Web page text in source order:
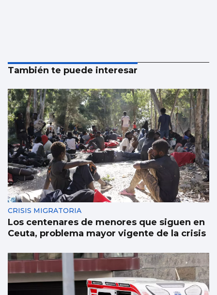
También te puede interesar
CRISIS MIGRATORIA
Los centenares de menores que siguen en
Ceuta, problema mayor vigente de la crisis